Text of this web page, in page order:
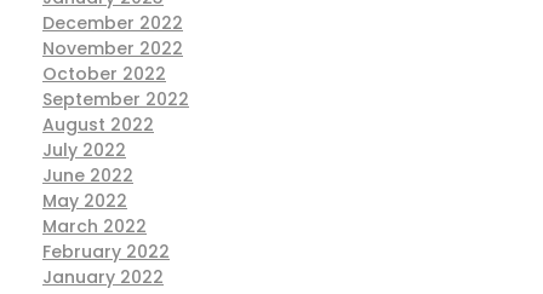
December 2022
November 2022
October 2022
September 2022
August 2022
July 2022
June 2022
May 2022
March 2022
February 2022
January 2022